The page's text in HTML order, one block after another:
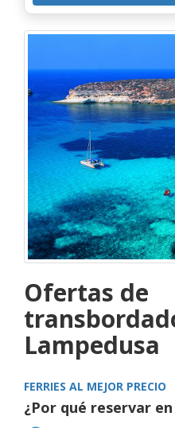
Ofertas de
Lampedusa
FERRIES AL MEJOR PRECIO
¿Por qué reservar